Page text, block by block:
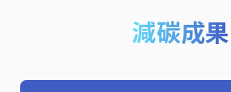
減碳成果